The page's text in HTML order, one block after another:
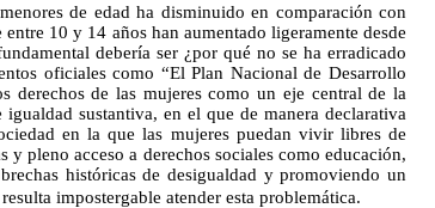
de edad ha disminuido en comparación con
10 y 14 años han aumentado ligeramente desde
debería ser ¿por qué no se ha erradicado
oficiales como “El Plan Nacional de Desarrollo
derechos de las mujeres como un eje central de la
sustantiva, en el que de manera declarativa
en la que las mujeres puedan vivir libres de
pleno acceso a derechos sociales como educación,
históricas de desigualdad y promoviendo un
resulta impostergable atender esta problemática.